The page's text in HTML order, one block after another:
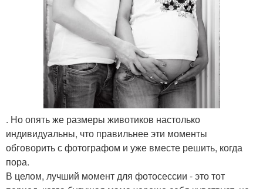
. Но опять же размеры животиков настолько
индивидуальны, что правильнее эти моменты
обговорить с фотографом и уже вместе решить, когда
пора.
В целом, лучший момент для фотосессии - это тот